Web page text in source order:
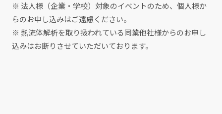
※ 法人様（企業・学校）対象のイベントのため、個人様か
らのお申し込みはご遠慮ください。
※ 熱流体解析を取り扱われている同業他社様からのお申し
込みはお断りさせていただいております。